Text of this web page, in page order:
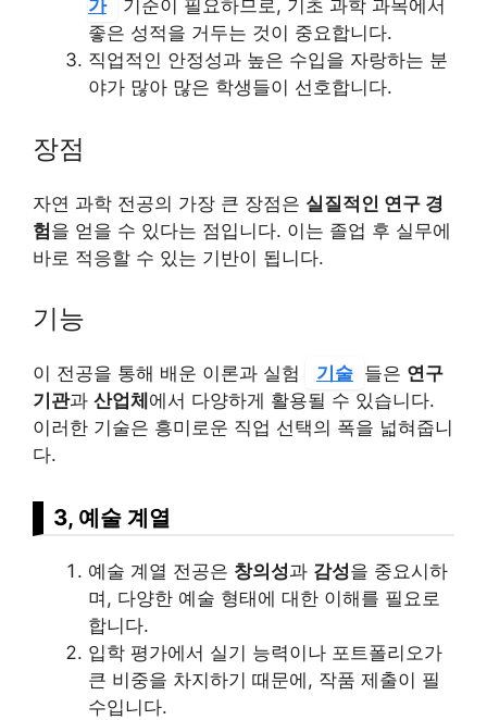
가
기준이 필요하므로, 기초 과학 과목에서
좋은 성적을 거두는 것이 중요합니다.
직업적인 안정성과 높은 수입을 자랑하는 분
야가 많아 많은 학생들이 선호합니다.
장점
자연 과학 전공의 가장 큰 장점은 실질적인 연구 경
험을 얻을 수 있다는 점입니다. 이는 졸업 후 실무에
바로 적응할 수 있는 기반이 됩니다.
기능
이 전공을 통해 배운 이론과 실험 기술 들은 연구
기관과 산업체 에서 다양하게 활용될 수 있습니다.
이러한 기술은 흥미로운 직업 선택의 폭을 넓혀줍니
다.
3, 예술 계열
예술 계열 전공은 창의성과 감성을 중요시하
며, 다양한 예술 형태에 대한 이해를 필요로
합니다.
입학 평가에서 실기 능력이나 포트폴리오가
큰 비중을 차지하기 때문에, 작품 제출이 필
수입니다.